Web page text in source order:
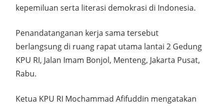
kepemiluan serta literasi demokrasi di Indonesia.
Penandatanganan kerja sama tersebut
berlangsung di ruang rapat utama lantai 2 Gedung
KPU RI, Jalan Imam Bonjol, Menteng, Jakarta Pusat,
Rabu.
Ketua KPU RI Mochammad Afifuddin mengatakan